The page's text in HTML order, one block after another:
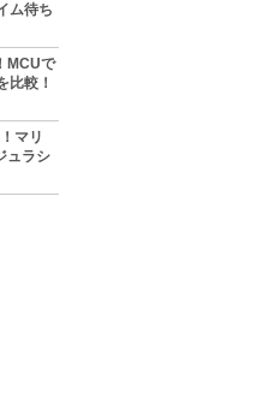
ム待ち
MCUで
比較！
マリ
ュラシ
ッズ情